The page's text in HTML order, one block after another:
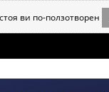
ви по-ползотворен